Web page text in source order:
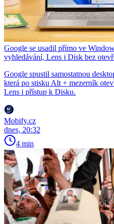
Google se usadil přímo ve
vyhledávání, Lens i Disk bez
Google spustil samostatnou
která po stisku Alt + mezerník
Lens i přístup k Disku.
Mobify.cz
dnes, 20:32
4 min